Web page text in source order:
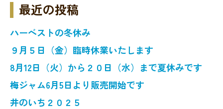
最近の投稿
ハーベストの冬休み
９月５日（金）臨時休業いたします
8月12日（火）から２０日（水）まで夏休みです
梅ジャム6月5日より販売開始です
井のいち２０２５